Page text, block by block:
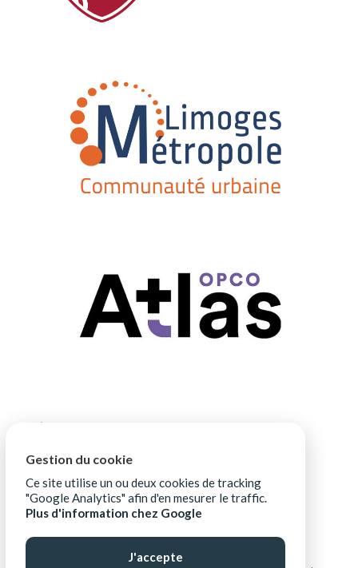
Gestion du cookie
Ce site utilise un ou deux cookies de tracking
"Google Analytics" afin d'en mesurer le traffic.
Plus d'information chez Google
J'accepte